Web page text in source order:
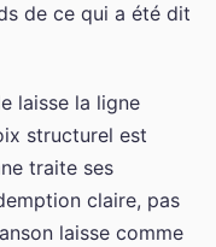
de ce qui a été dit
laisse la ligne
structurel est
traite ses
claire, pas
laisse comme